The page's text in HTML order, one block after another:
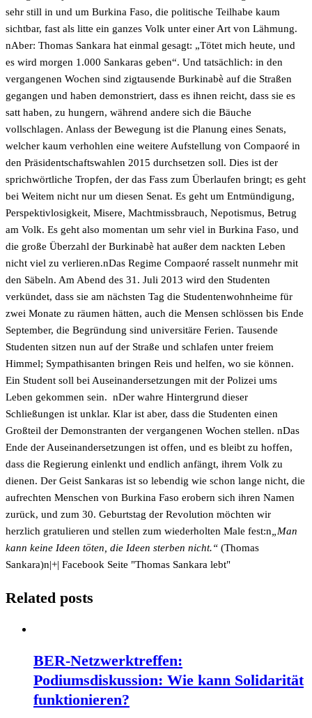
sehr still in und um Burkina Faso, die politische Teilhabe kaum
sichtbar, fast als litte ein ganzes Volk unter einer Art von Lähmung.
nAber: Thomas Sankara hat einmal gesagt: „Tötet mich heute, und
es wird morgen 1.000 Sankaras geben“. Und tatsächlich: in den
vergangenen Wochen sind zigtausende Burkinabè auf die Straßen
gegangen und haben demonstriert, dass es ihnen reicht, dass sie es
satt haben, zu hungern, während andere sich die Bäuche
vollschlagen. Anlass der Bewegung ist die Planung eines Senats,
welcher kaum verhohlen eine weitere Aufstellung von Compaoré in
den Präsidentschaftswahlen 2015 durchsetzen soll. Dies ist der
sprichwörtliche Tropfen, der das Fass zum Überlaufen bringt; es geht
bei Weitem nicht nur um diesen Senat. Es geht um Entmündigung,
Perspektivlosigkeit, Misere, Machtmissbrauch, Nepotismus, Betrug
am Volk. Es geht also momentan um sehr viel in Burkina Faso, und
die große Überzahl der Burkinabè hat außer dem nackten Leben
nicht viel zu verlieren.nDas Regime Compaoré rasselt nunmehr mit
den Säbeln. Am Abend des 31. Juli 2013 wird den Studenten
verkündet, dass sie am nächsten Tag die Studentenwohnheime für
zwei Monate zu räumen hätten, auch die Mensen schlössen bis Ende
September, die Begründung sind universitäre Ferien. Tausende
Studenten sitzen nun auf der Straße und schlafen unter freiem
Himmel; Sympathisanten bringen Reis und helfen, wo sie können.
Ein Student soll bei Auseinandersetzungen mit der Polizei ums
Leben gekommen sein. nDer wahre Hintergrund dieser
Schließungen ist unklar. Klar ist aber, dass die Studenten einen
Großteil der Demonstranten der vergangenen Wochen stellen. nDas
Ende der Auseinandersetzungen ist offen, und es bleibt zu hoffen,
dass die Regierung einlenkt und endlich anfängt, ihrem Volk zu
dienen. Der Geist Sankaras ist so lebendig wie schon lange nicht, die
aufrechten Menschen von Burkina Faso erobern sich ihren Namen
zurück, und zum 30. Geburtstag der Revolution möchten wir
herzlich gratulieren und stellen zum wiederholten Male fest:n „Man
kann keine Ideen töten, die Ideen sterben nicht.“ (Thomas
Sankara)n|+| Facebook Seite "Thomas Sankara lebt"
Related posts
BER-Netzwerktreffen:
Podiumsdiskussion: Wie kann Solidarität
funktionieren?